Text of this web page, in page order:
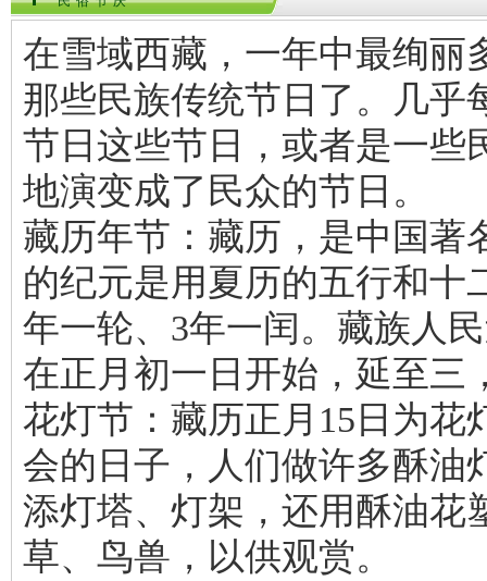
在雪域西藏，一年中最绚丽
那些民族传统节日了。几乎
节日这些节日，或者是一些
地演变成了民众的节日。
藏历年节：藏历，是中国著
的纪元是用夏历的五行和十
年一轮、3年一闰。藏族人
在正月初一日开始，延至三
花灯节：藏历正月15日为花
会的日子，人们做许多酥油
添灯塔、灯架，还用酥油花
草、鸟兽，以供观赏。